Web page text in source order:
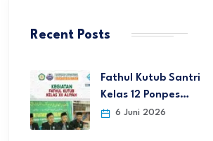
Recent Posts
Fathul Kutub Santri
Kelas 12 Ponpes…
6 Juni 2026